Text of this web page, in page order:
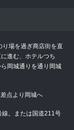
場を過ぎ商店街を直
進む、ホテルつち
岡城通りを通り岡城
点より岡城へ
。または国道211号